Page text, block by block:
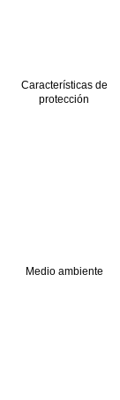
Características de
protección
Medio ambiente